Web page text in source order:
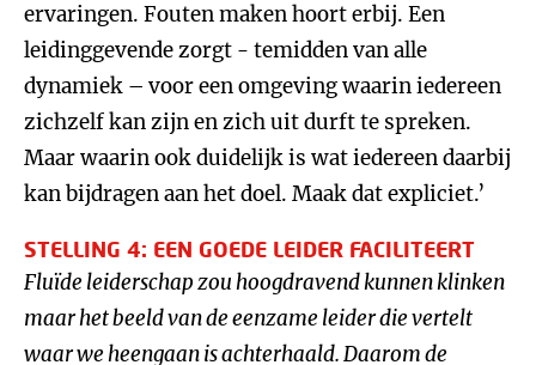
ervaringen. Fouten maken hoort erbij. Een
leidinggevende zorgt - temidden van alle
dynamiek – voor een omgeving waarin iedereen
zichzelf kan zijn en zich uit durft te spreken.
Maar waarin ook duidelijk is wat iedereen daarbij
kan bijdragen aan het doel. Maak dat expliciet.’
STELLING 4: EEN GOEDE LEIDER FACILITEERT
Fluïde leiderschap zou hoogdravend kunnen klinken
maar het beeld van de eenzame leider die vertelt
waar we heengaan is achterhaald. Daarom de